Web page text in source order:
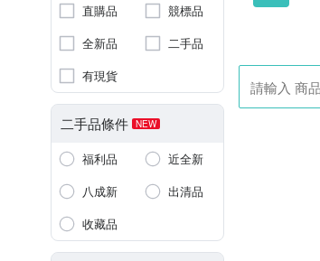
直購品
競標品
全新品
二手品
有現貨
二手品條件 NEW
福利品
近全新
八成新
出清品
收藏品